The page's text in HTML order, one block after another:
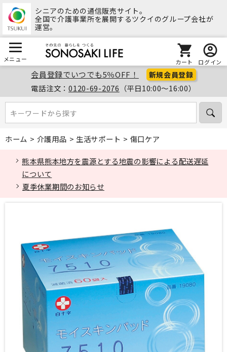
シニアのための通信販売サイト。
全国で介護事業所を展開するツクイのグループ会社が
運営。
メニュー カート ログイン
会員登録でいつでも5％OFF！ 新規会員登録
電話注文：0120-69-2076 （平日10:00～16:00）
キーワードから探す
キーワードから探す
ホーム > 介護用品 > 生活サポート > 傷口ケア
熊本県熊本地方を震源とする地震の影響による配送遅延
について
夏季休業期間のお知らせ